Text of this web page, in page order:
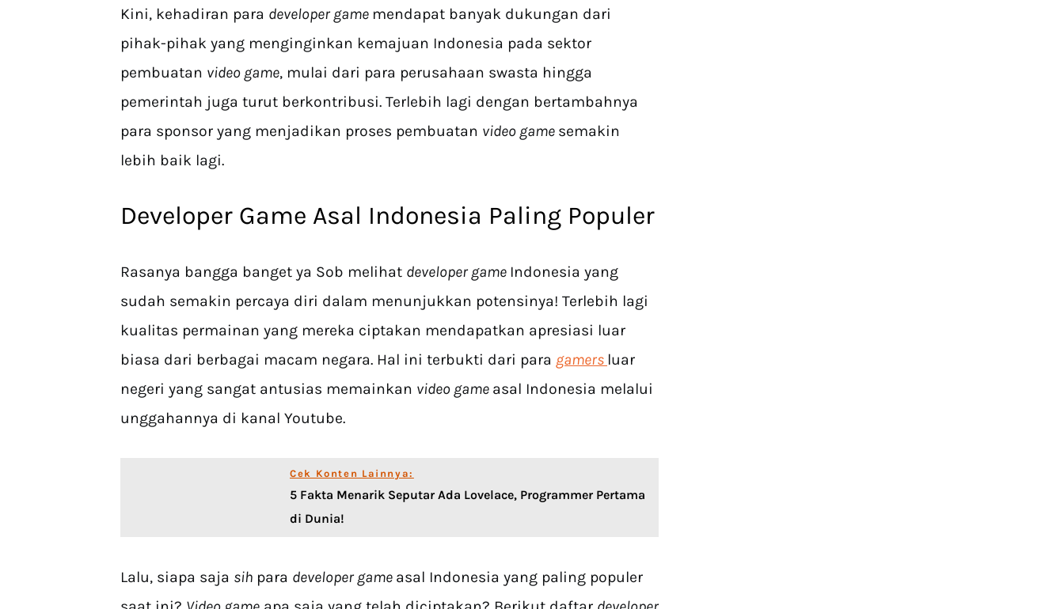
Kini, kehadiran para developer game mendapat banyak dukungan dari
pihak-pihak yang menginginkan kemajuan Indonesia pada sektor
pembuatan video game, mulai dari para perusahaan swasta hingga
pemerintah juga turut berkontribusi. Terlebih lagi dengan bertambahnya
para sponsor yang menjadikan proses pembuatan video game semakin
lebih baik lagi.
Developer Game Asal Indonesia Paling Populer
Rasanya bangga banget ya Sob melihat developer game Indonesia yang
sudah semakin percaya diri dalam menunjukkan potensinya! Terlebih lagi
kualitas permainan yang mereka ciptakan mendapatkan apresiasi luar
biasa dari berbagai macam negara. Hal ini terbukti dari para gamers luar
negeri yang sangat antusias memainkan video game asal Indonesia melalui
unggahannya di kanal Youtube.
Cek Konten Lainnya:
5 Fakta Menarik Seputar Ada Lovelace, Programmer Pertama
di Dunia!
Lalu, siapa saja sih para developer game asal Indonesia yang paling populer